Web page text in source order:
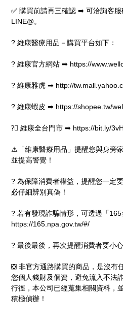
✅ 購買前請再三確認 ➡ 可洽詢客
LINE@。
? 維康醫療用品－購買平台如下：
? 維康官方網站 ➡ https://
? 維康雅虎 ➡ http://
? 維康蝦皮 ➡ https://shopee.tw/
?‍⚕ 維康全台門市 ➡ https://bit.ly/
⚠️「維康醫療用品」提醒您與身旁
並提高警覺！
? 為保障消費者權益，提醒您一定
必仔細辨別真偽！
? 若有發現詐騙情形，可透過「
https://165.npa.gov.tw/#/
? 最後最後，再次提醒消費者要小
❎ 非官方通路購買的商品，是沒有
您個人錢財及個資，避免流入不法
行徑，本公司已經蒐集相關資料，
積極偵辦！